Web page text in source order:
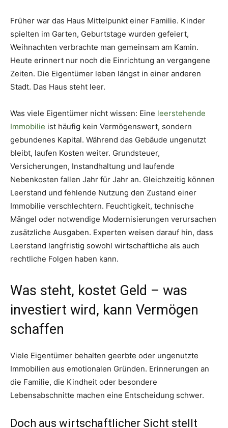
Früher war das Haus Mittelpunkt einer Familie. Kinder
spielten im Garten, Geburtstage wurden gefeiert,
Weihnachten verbrachte man gemeinsam am Kamin.
Heute erinnert nur noch die Einrichtung an vergangene
Zeiten. Die Eigentümer leben längst in einer anderen
Stadt. Das Haus steht leer.
Was viele Eigentümer nicht wissen: Eine leerstehende
Immobilie ist häufig kein Vermögenswert, sondern
gebundenes Kapital. Während das Gebäude ungenutzt
bleibt, laufen Kosten weiter. Grundsteuer,
Versicherungen, Instandhaltung und laufende
Nebenkosten fallen Jahr für Jahr an. Gleichzeitig können
Leerstand und fehlende Nutzung den Zustand einer
Immobilie verschlechtern. Feuchtigkeit, technische
Mängel oder notwendige Modernisierungen verursachen
zusätzliche Ausgaben. Experten weisen darauf hin, dass
Leerstand langfristig sowohl wirtschaftliche als auch
rechtliche Folgen haben kann.
Was steht, kostet Geld – was
investiert wird, kann Vermögen
schaffen
Viele Eigentümer behalten geerbte oder ungenutzte
Immobilien aus emotionalen Gründen. Erinnerungen an
die Familie, die Kindheit oder besondere
Lebensabschnitte machen eine Entscheidung schwer.
Doch aus wirtschaftlicher Sicht stellt